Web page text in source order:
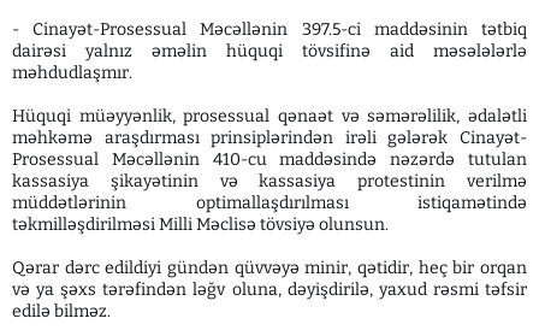
- Cinayət-Prosessual Məcəllənin 397.5-ci maddəsinin tətbiq
dairəsi yalnız əməlin hüquqi tövsifinə aid məsələlərlə
məhdudlaşmır.
Hüquqi müəyyənlik, prosessual qənaət və səmərəlilik, ədalətli
məhkəmə araşdırması prinsiplərindən irəli gələrək Cinayət-
Prosessual Məcəllənin 410-cu maddəsində nəzərdə tutulan
kassasiya şikayətinin və kassasiya protestinin verilmə
müddətlərinin optimallaşdırılması istiqamətində
təkmilləşdirilməsi Milli Məclisə tövsiyə olunsun.
Qərar dərc edildiyi gündən qüvvəyə minir, qətidir, heç bir orqan
və ya şəxs tərəfindən ləğv oluna, dəyişdirilə, yaxud rəsmi təfsir
edilə bilməz.